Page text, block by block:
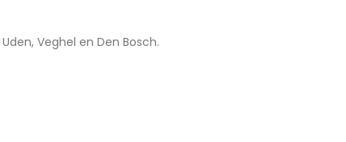
Veghel en Den Bosch.